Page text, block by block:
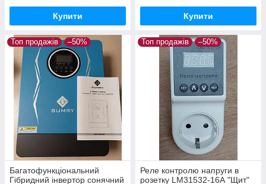
Купити Купити
Топ продажів –50%
Багатофункціональний
Гібридний інвертор сонячний
Топ продажів –50%
Реле контролю напруги в
розетку LM31532-16А "Щит"